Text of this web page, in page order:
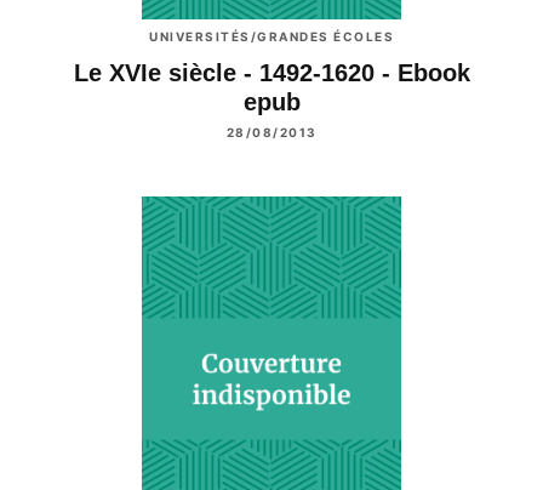
UNIVERSITÉS/GRANDES ÉCOLES
Le XVIe siècle - 1492-1620 - Ebook
epub
28/08/2013